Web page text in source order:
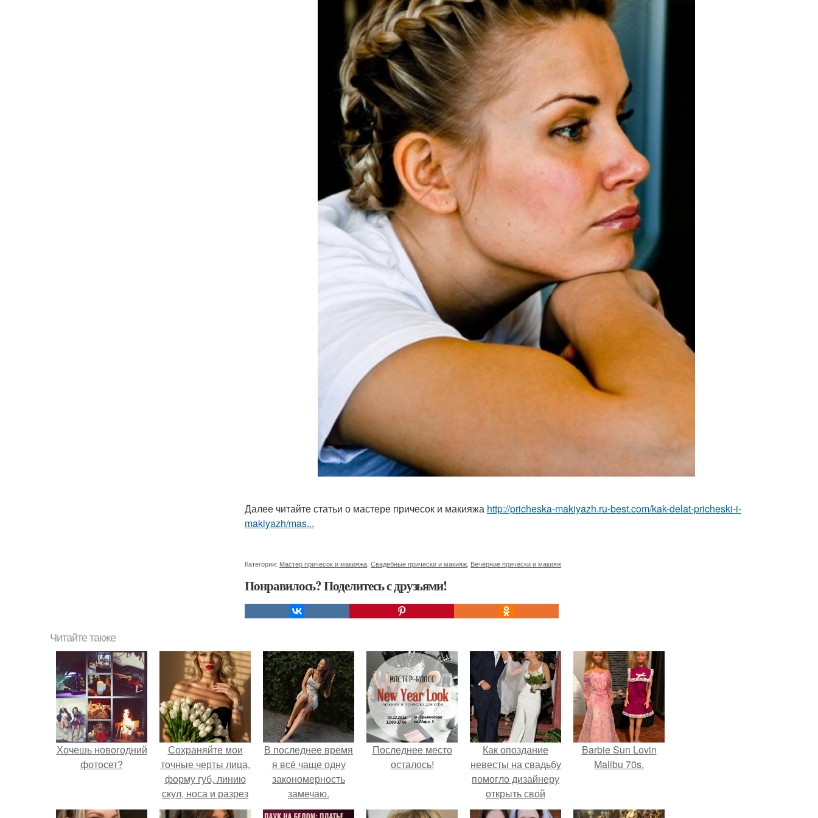
Далее читайте статьи о мастере причесок и макияжа http://pricheska-makiyazh.ru-best.com/kak-delat-pricheski-i-
makiyazh/mas...
Категории: Мастер причесок и макияжа, Свадебные прически и макияж, Вечерние прически и макияж
Понравилось? Поделитесь с друзьями!
Читайте также
Хочешь новогодний
фотосет?
Сохраняйте мои
точные черты лица,
форму губ, линию
скул, носа и разрез
глаз.
В последнее время
я всё чаще одну
закономерность
замечаю.
Последнее место
осталось!
Как опоздание
невесты на свадьбу
помогло дизайнеру
открыть свой
бренд.
Barbie Sun Lovin
Malibu 70s.